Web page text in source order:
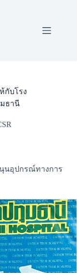
กับโรง
ธานี
นอุปกรณ์ทางการ